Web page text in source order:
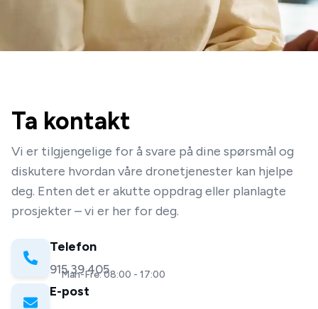
Ta kontakt
Vi er tilgjengelige for å svare på dine spørsmål og
diskutere hvordan våre dronetjenester kan hjelpe
deg. Enten det er akutte oppdrag eller planlagte
prosjekter – vi er her for deg.
Telefon
915 39 405
Man-Fre: 08:00 - 17:00
E-post